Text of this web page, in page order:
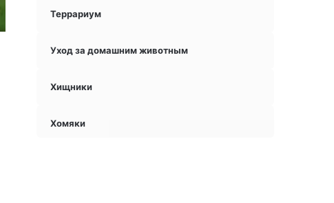
Террариум
Уход за домашним животным
Хищники
Хомяки